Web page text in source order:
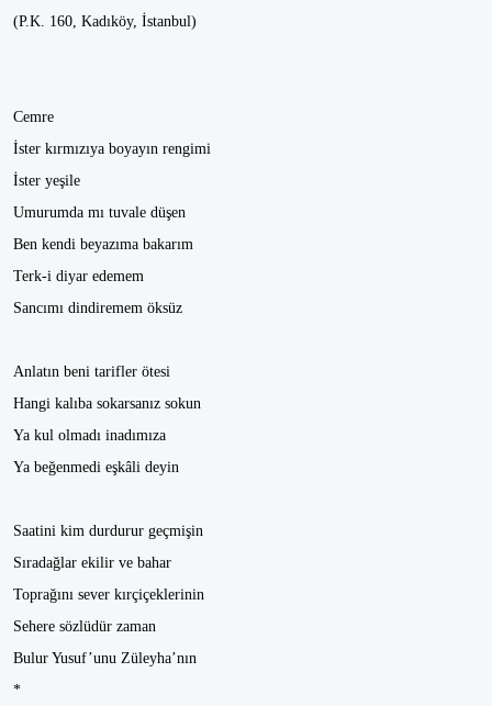
(P.K. 160, Kadıköy, İstanbul)
Cemre
İster kırmızıya boyayın rengimi
İster yeşile
Umurumda mı tuvale düşen
Ben kendi beyazıma bakarım
Terk-i diyar edemem
Sancımı dindiremem öksüz
Anlatın beni tarifler ötesi
Hangi kalıba sokarsanız sokun
Ya kul olmadı inadımıza
Ya beğenmedi eşkâli deyin
Saatini kim durdurur geçmişin
Sıradağlar ekilir ve bahar
Toprağını sever kırçiçeklerinin
Sehere sözlüdür zaman
Bulur Yusuf’unu Züleyha’nın
*